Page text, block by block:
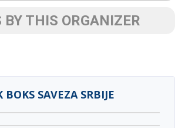
BY THIS ORGANIZER
SAVEZA SRBIJE